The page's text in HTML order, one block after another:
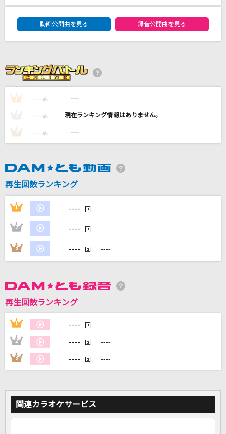
ロミオとシンデレラ
ミキト(みきとP) feat.GUMI・鏡音リン
HE IS MINE
クリープハイプ
晩餐歌
米津玄師
カラオケ最新情報をチェック！
DAM★ともボーカルエントリーランキング
動画公開曲を見る
録音公開曲を見る
1 ---- 点 ----
---- 点 ----
3 ---- 点 ----
再生回数ランキング
1 ---- 回 ----
2 ---- 回 ----
3 ---- 回 ----
再生回数ランキング
1 ---- 回 ----
2 ---- 回 ----
3 ---- 回 ----
関連カラオケサービス